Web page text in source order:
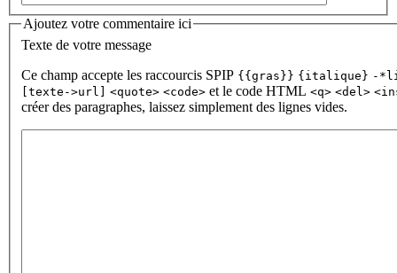
Ajoutez votre commentaire ici
Texte de votre message
Ce champ accepte les raccourcis SPIP {{gras}} {italique} -
[texte->url] <quote> <code> et le code HTML <q> <del>
créer des paragraphes, laissez simplement des lignes vides.